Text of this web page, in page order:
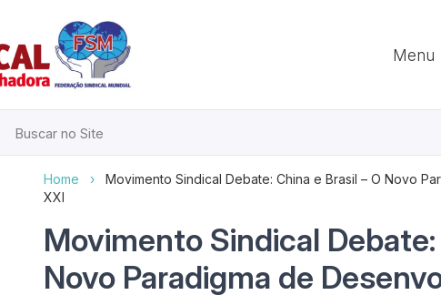
Menu
Home ›
Movimento Sindical Debate: China e Brasil – O Novo
XXI
Movimento Sindical
Novo Paradigma de